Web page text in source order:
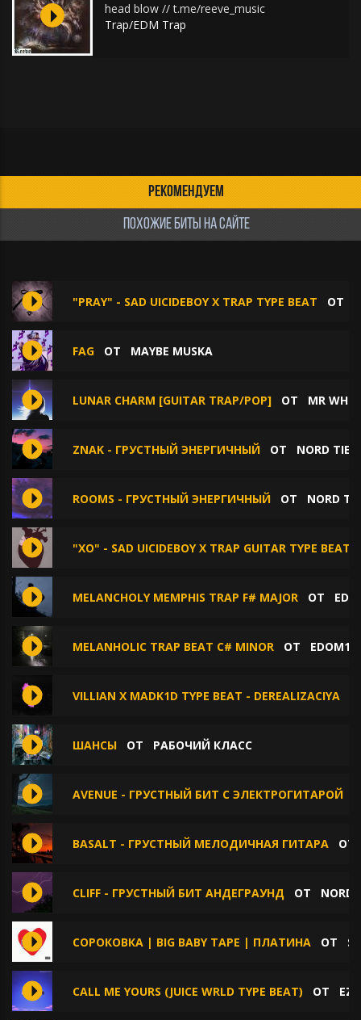
head blow // t.me/reeve_music
Trap/EDM Trap
РЕКОМЕНДУЕМ
ПОХОЖИЕ БИТЫ НА САЙТЕ
"PRAY" - SAD UICIDEBOY X TRAP TYPE BEAT ОТ
FAG ОТ MAYBE MUSKA
LUNAR CHARM [GUITAR TRAP/POP] ОТ MR
ZNAK - ГРУСТНЫЙ ЭНЕРГИЧНЫЙ ОТ NORD TIE
ROOMS - ГРУСТНЫЙ ЭНЕРГИЧНЫЙ ОТ NORD TIE
"XO" - SAD UICIDEBOY X TRAP GUITAR TYPE BEAT
MELANCHOLY MEMPHIS TRAP F# MAJOR ОТ
MELANHOLIC TRAP BEAT C# MINOR ОТ
VILLIAN X MADK1D TYPE BEAT - DEREALIZACIYA
ШАНСЫ ОТ РАБОЧИЙ КЛАСС
AVENUE - ГРУСТНЫЙ БИТ С ЭЛЕКТРОГИТАРОЙ
BASALT - ГРУСТНЫЙ МЕЛОДИЧНАЯ ГИТАРА
CLIFF - ГРУСТНЫЙ БИТ АНДЕГРАУНД ОТ NORD
СОРОКОВКА | BIG BABY TAPE | ПЛАТИНА ОТ
CALL ME YOURS (JUICE WRLD TYPE BEAT) ОТ